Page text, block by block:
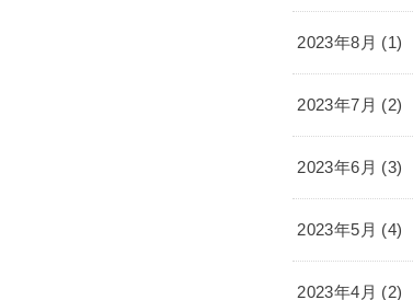
2023年8月 (1)
2023年7月 (2)
2023年6月 (3)
2023年5月 (4)
2023年4月 (2)